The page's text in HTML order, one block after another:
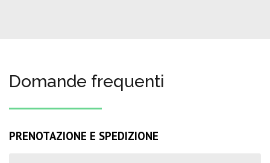
Domande frequenti
PRENOTAZIONE E SPEDIZIONE